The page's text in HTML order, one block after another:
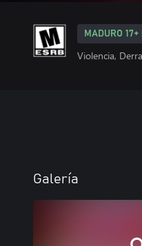
MADURO 17+
Violencia,
Galería